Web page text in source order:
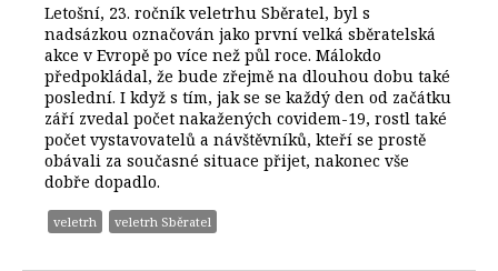
Letošní, 23. ročník veletrhu Sběratel, byl s
nadsázkou označován jako první velká sběratelská
akce v Evropě po více než půl roce. Málokdo
předpokládal, že bude zřejmě na dlouhou dobu také
poslední. I když s tím, jak se se každý den od začátku
září zvedal počet nakažených covidem-19, rostl také
počet vystavovatelů a návštěvníků, kteří se prostě
obávali za současné situace přijet, nakonec vše
dobře dopadlo.
veletrh veletrh Sběratel